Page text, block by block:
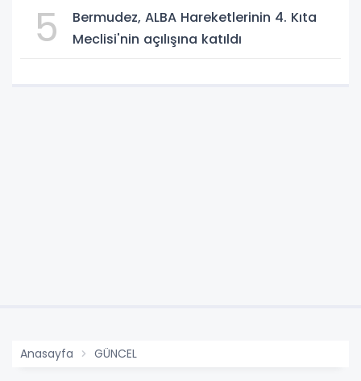
5
Bermudez, ALBA Hareketlerinin 4. Kıta
Meclisi'nin açılışına katıldı
Anasayfa GÜNCEL